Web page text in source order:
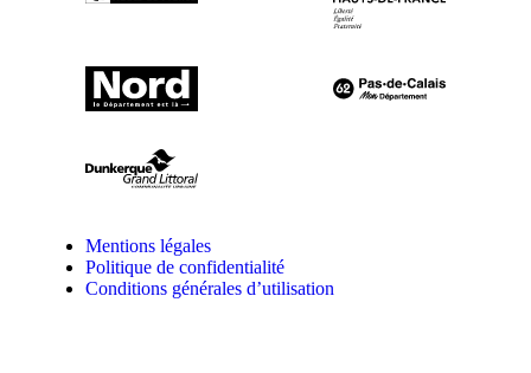
Mentions légales
Politique de confidentialité
Conditions générales d’utilisation